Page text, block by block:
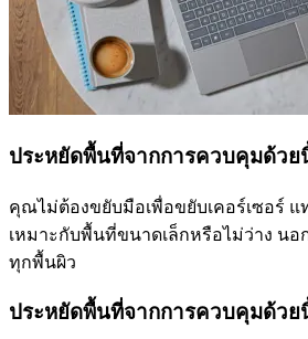
ประหยัดพื้นที่จากการควบคุมด้ว
คุณไม่ต้องขยับมือเพื่อขยับเคอร์เซอร์ แ
เหมาะกับพื้นที่ขนาดเล็กหรือไม่ว่าง นอ
ทุกพื้นผิว
ประหยัดพื้นที่จากการควบคุมด้ว